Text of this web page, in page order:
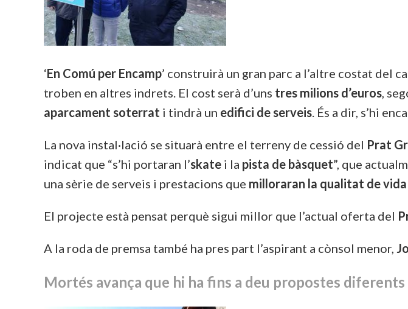
‘En Comú per Encamp’ construirà un gran parc a l’altre costat del
troben en altres indrets. El cost serà d’uns tres milions d’euros,
aparcament soterrat i tindrà un edifici de serveis. És a dir, s’hi
La nova instal·lació se situarà entre el terreny de cessió del Prat
indicat que “s’hi portaran l’skate i la pista de bàsquet”, que
una sèrie de serveis i prestacions que milloraran la qualitat de vida
El projecte està pensat perquè sigui millor que l’actual oferta del
A la roda de premsa també ha pres part l’aspirant a cònsol menor,
Mortés avança que hi ha fins a deu propostes